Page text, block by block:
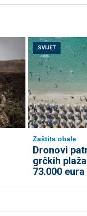
SVIJET
Zaštita obale
Dronovi
grčkih
73.000 eura